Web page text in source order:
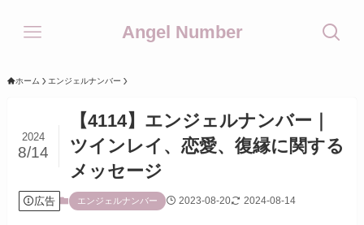
Angel Number
ホーム エンジェルナンバー
【4114】エンジェルナンバー｜
ツインレイ、恋愛、復縁に関する
メッセージ
2024
8/14
広告 エンジェルナンバー 2023-08-20 2024-08-14